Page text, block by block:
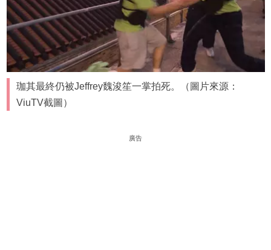
珈其最終仍被Jeffrey魏浚笙一掌拍死。（圖片來源：
ViuTV截圖）
廣告